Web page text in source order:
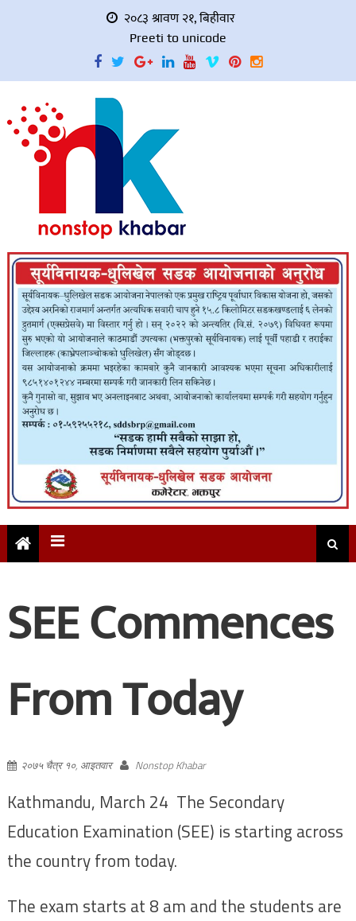
२०८३ श्रावण २१, बिहीवार
Preeti to unicode
SEE Commences
From Today
२०७५ चैत्र १०, आइतवार Nonstop Khabar
Kathmandu, March 24 The Secondary
Education Examination (SEE) is starting across
the country from today.
The exam starts at 8 am and the students are